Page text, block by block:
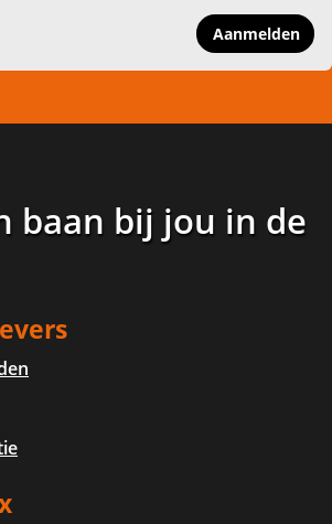
Aanmelden
baan bij jou in de